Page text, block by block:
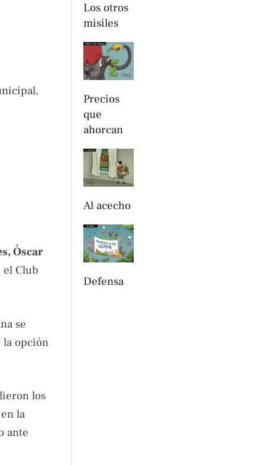
Óscar
el Club
se
la opción
los
la
ante
Los otros
misiles
Precios
que
ahorcan
Al acecho
Defensa